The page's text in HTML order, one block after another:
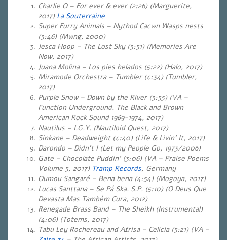
Charlie O – For ever & ever (2:26) (Marguerite,
2017) La Souterraine
Super Furry Animals – Nythod Cacwn Wasps nests
(3:46) (Mwng, 2000)
Jesca Hoop – The Lost Sky (3:51) (Memories Are
Now, 2017)
Juana Molina – Los pies helados (5:22) (Halo, 2017)
Miramode Orchestra – Tumbler (4:34) (Tumbler,
2017)
Purple Snow – Down by the River (3:55) (VA –
Function Underground. The Black and Brown
American Rock Sound 1969-1974, 2017)
Nautilus – I.G.Y. (Nautiloid Quest, 2017)
Sinkane – Deadweight (4:40) (Life & Livin’ It, 2017)
Darondo – Didn’t I (Let my People Go, 1973/2006)
Gate – Chocolate Puddin’ (3:06) (VA – Praise Poems
Volume 5, 2017) Tramp Records, Germany
Oumou Sangaré – Bena bena (4:54) (Mogoya, 2017)
Lucas Santtana – Se Pá Ska. S.P. (5:10) (O Deus Que
Devasta Mas Também Cura, 2012)
Renegade Brass Band – The Sheikh (Instrumental)
(4:06) (Totems, 2017)
Tabu Ley Rochereau and Afrisa – Celicia (5:21) (VA –